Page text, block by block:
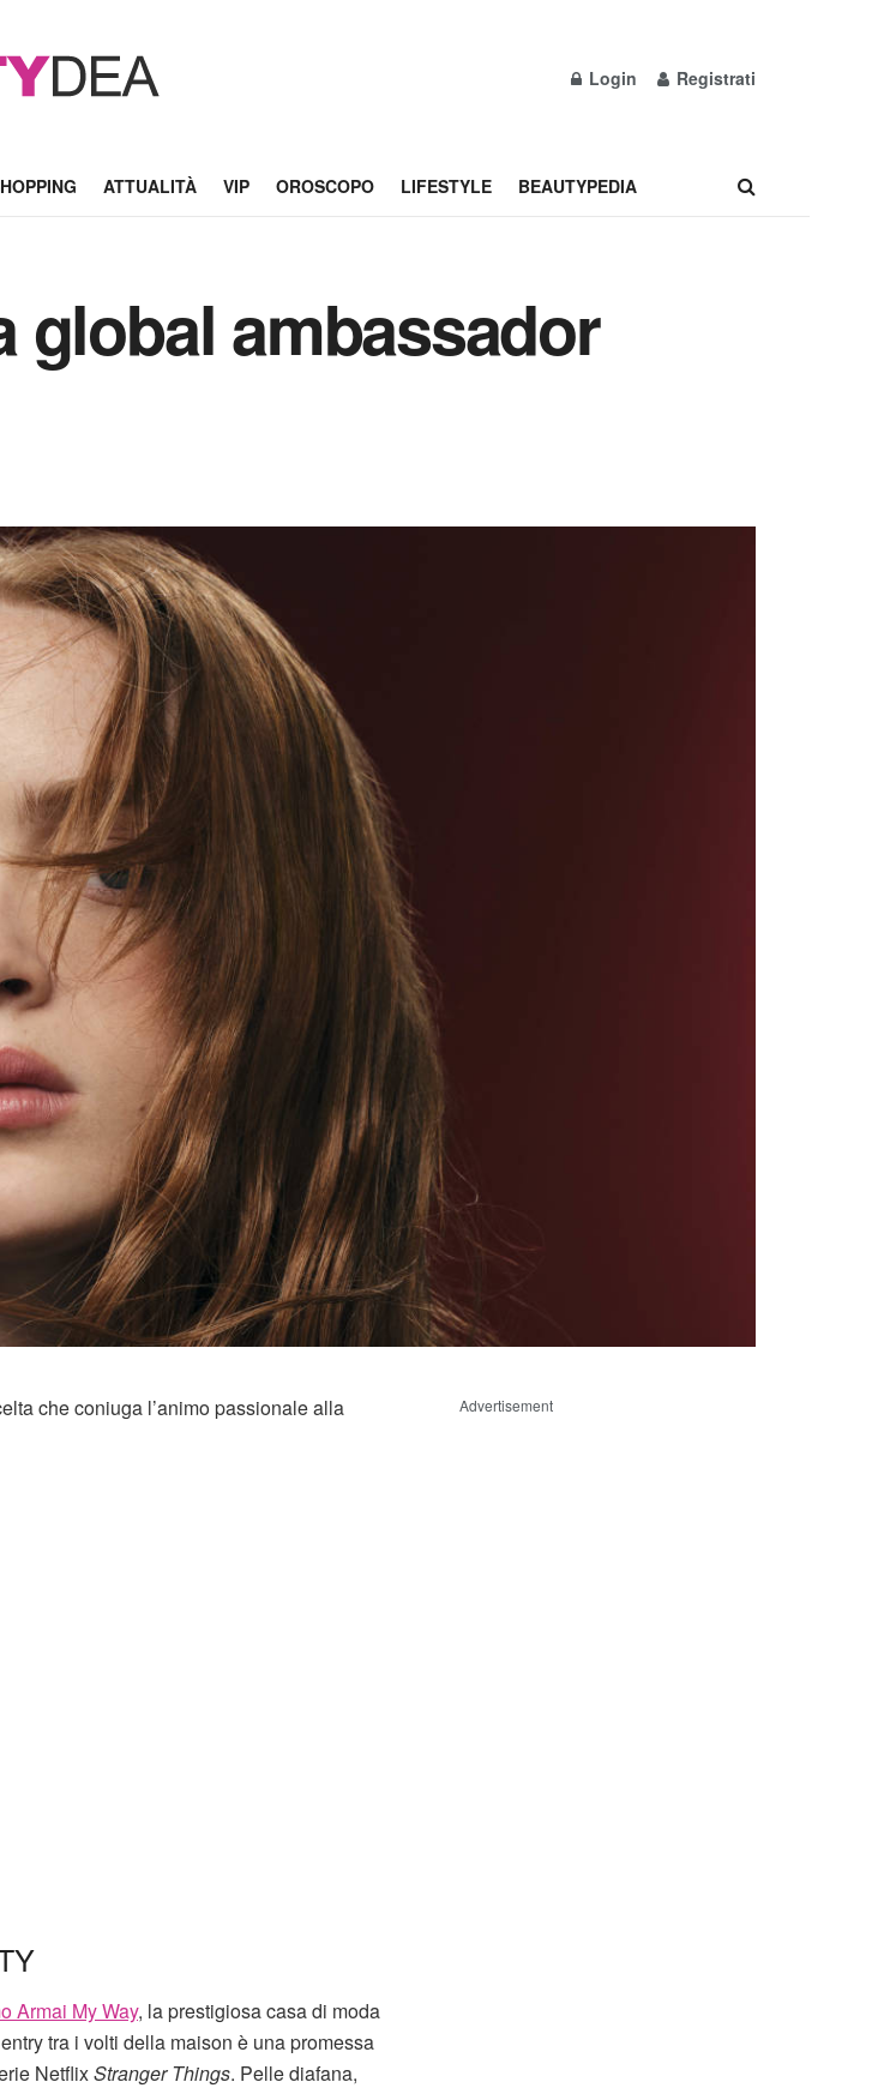
Login Registrati
ATTUALITÀ VIP OROSCOPO LIFESTYLE BEAUTYPEDIA
global ambassador
che coniuga l’animo passionale alla
Armai My Way, la prestigiosa casa di moda
tra i volti della maison è una promessa
NetflixStranger Things. Pelle diafana,
Advertisement